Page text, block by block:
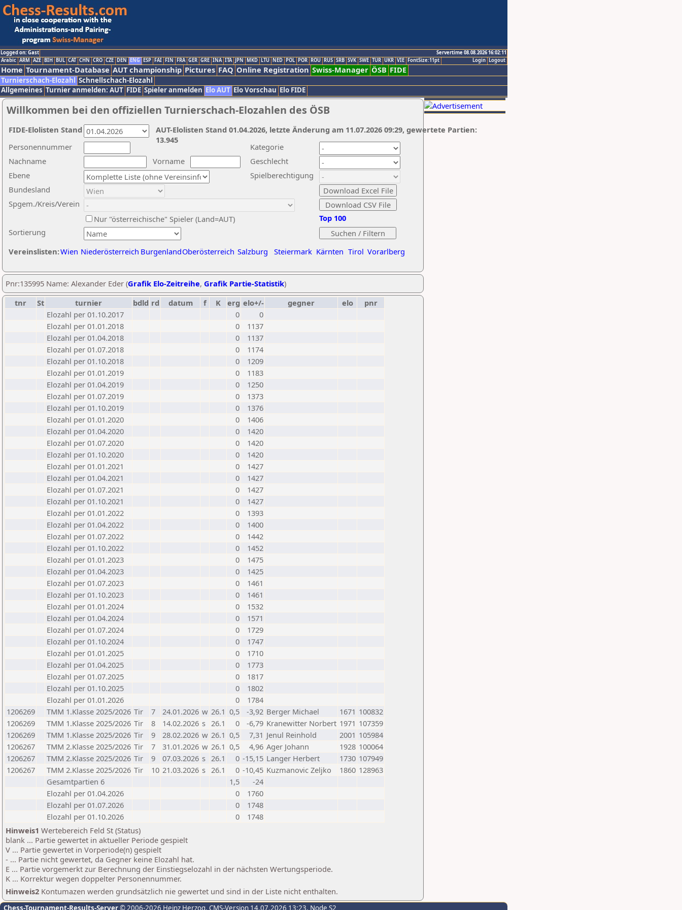
Logged on: Gast
Servertime 08.08.2026 16:02:11
Logout
Login
Arabic ARM AZE BIH BUL CAT CHN CRO CZE DEN ENG ESP FAI FIN FRA GER GRE INA ITA JPN MKD LTU NED POL POR ROU RUS SRB SVK SWE TUR UKR VIE FontSize:11pt
Home Tournament-Database AUT championship Pictures FAQ Online Registration Swiss-Manager ÖSB FIDE
Turnierschach-Elozahl Schnellschach-Elozahl
Allgemeines Turnier anmelden: AUT FIDE Spieler anmelden Elo AUT Elo Vorschau Elo FIDE
Willkommen bei den offiziellen Turnierschach-Elozahlen des ÖSB
Nachname
Vorname
Ebene
Kategorie
Sortierung
Personennummer
Bundesland
Spgem./Kreis/Verein
Geschlecht
Nur "österreichische" Spieler (Land=AUT)
Spielberechtigung
Vereinslisten:Wien Niederösterreich BurgenlandOberösterreich Salzburg Steiermark Kärnten Tirol Vorarlberg
Top 100
AUT-Elolisten Stand 01.04.2026, letzte Änderung am 11.07.2026 09:29, gewertete Partien:
13.945
FIDE-Elolisten Stand
Pnr:135995 Name: Alexander Eder (Grafik Elo-Zeitreihe, Grafik Partie-Statistik)
tnr
St turnier bdld rd datum f K erg elo+/- gegner elo
pnr
Elozahl per 01.10.2017
0
0
Elozahl per 01.01.2018
0
1137
Elozahl per 01.04.2018
0
1137
Elozahl per 01.07.2018
0
1174
Elozahl per 01.10.2018
0
1209
Elozahl per 01.01.2019
0
1183
Elozahl per 01.04.2019
0
1250
Elozahl per 01.07.2019
0
1373
Elozahl per 01.10.2019
0
1376
Elozahl per 01.01.2020
0
1406
Elozahl per 01.04.2020
0
1420
Elozahl per 01.07.2020
0
1420
Elozahl per 01.10.2020
0
1420
Elozahl per 01.01.2021
0
1427
Elozahl per 01.04.2021
0
1427
Elozahl per 01.07.2021
0
1427
Elozahl per 01.10.2021
0
1427
Elozahl per 01.01.2022
0
1393
Elozahl per 01.04.2022
0
1400
Elozahl per 01.07.2022
0
1442
Elozahl per 01.10.2022
0
1452
Elozahl per 01.01.2023
0
1475
Elozahl per 01.04.2023
0
1425
Elozahl per 01.07.2023
0
1461
Elozahl per 01.10.2023
0
1461
Elozahl per 01.01.2024
0
1532
Elozahl per 01.04.2024
0
1571
Elozahl per 01.07.2024
0
1729
Elozahl per 01.10.2024
0
1747
Elozahl per 01.01.2025
0
1710
Elozahl per 01.04.2025
0
1773
Elozahl per 01.07.2025
0
1817
Elozahl per 01.10.2025
0
1802
Elozahl per 01.01.2026
0
1784
1206269
TMM 1.Klasse 2025/2026 Tir 7 24.01.2026 w 26.1 0,5 -3,92 Berger Michael 1671 100832
1206269
TMM 1.Klasse 2025/2026 Tir 8 14.02.2026 s 26.1 0 -6,79 Kranewitter Norbert 1971 107359
1206269
TMM 1.Klasse 2025/2026 Tir 9 28.02.2026 w 26.1 0,5 7,31 Jenul Reinhold 2001 105984
1206267
TMM 2.Klasse 2025/2026 Tir 7 31.01.2026 w 26.1 0,5 4,96 Ager Johann 1928 100064
1206267
TMM 2.Klasse 2025/2026 Tir 9 07.03.2026 s 26.1 0 -15,15 Langer Herbert 1730 107949
1206267
TMM 2.Klasse 2025/2026 Tir 10 21.03.2026 s 26.1 0 -10,45 Kuzmanovic Zeljko 1860 128963
Gesamtpartien 6
1,5
-24
Elozahl per 01.04.2026
0
1760
Elozahl per 01.07.2026
0
1748
Elozahl per 01.10.2026
0
1748
Hinweis1 Wertebereich Feld St (Status)
blank ... Partie gewertet in aktueller Periode gespielt
V ... Partie gewertet in Vorperiode(n) gespielt
- ... Partie nicht gewertet, da Gegner keine Elozahl hat.
E ... Partie vorgemerkt zur Berechnung der Einstiegselozahl in der nächsten Wertungsperiode.
K ... Korrektur wegen doppelter Personennummer.
Hinweis2 Kontumazen werden grundsätzlich nie gewertet und sind in der Liste nicht enthalten.
Chess-Tournament-Results-Server© 2006-2026 Heinz Herzog, CMS-Version 14.07.2026 13:23, Node S2